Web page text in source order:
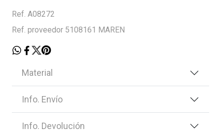
Ref. A08272
Ref. proveedor 5108161 MAREN
Material
Info. Envío
Info. Devolución